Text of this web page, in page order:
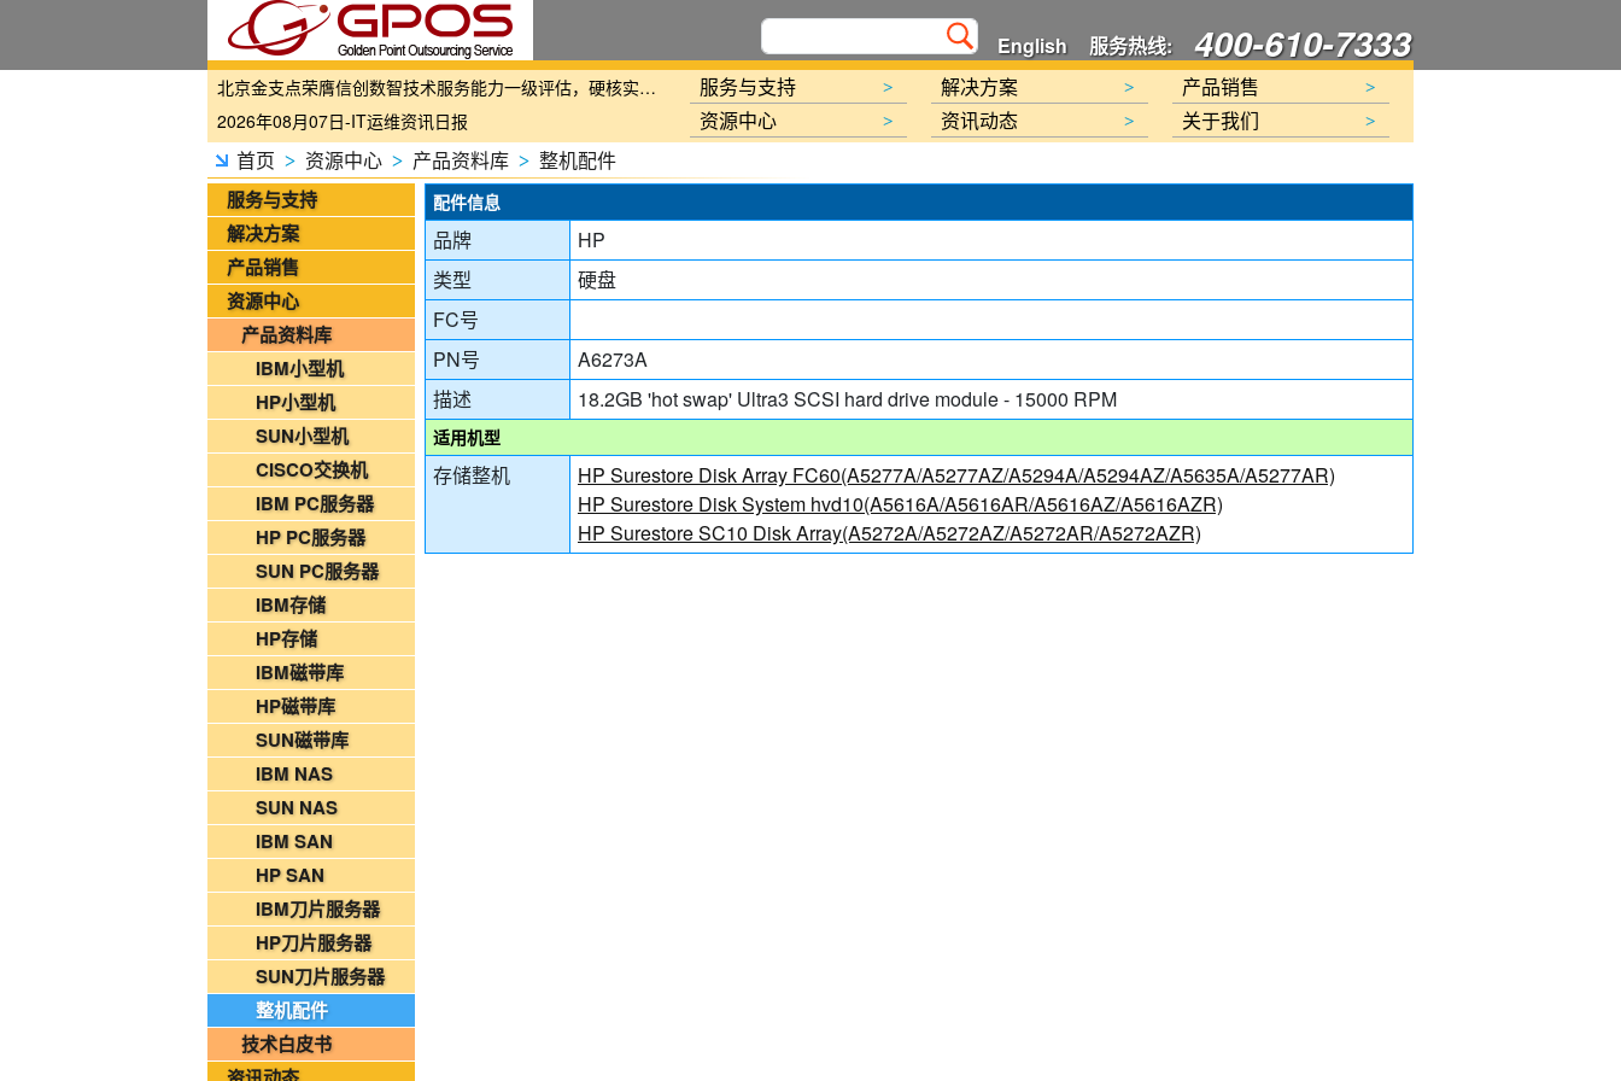
English 服务热线: 400-610-7333
国家铁路局关于印发《“十四五”铁路科技创新规划》的通知
北京金支点荣膺信创数智技术服务能力一级评估，硬核实力护航产业数字化转型
2026年08月07日-IT运维资讯日报
2026年08月07日-铁路智慧运维资讯日报
2026年08月07日-烟草IT运维资讯日报
2026年08月06日-IT运维资讯日报
2026年08月06日-铁路智慧运维资讯日报
2026年08月06日-烟草IT运维资讯日报
2026年08月05日-金支点IT运维资讯日报
2026年08月05日-金支点铁路智慧运维资讯日报
2026年08月05日-金支点烟草IT运维资讯日报
20260804-金支点IT运维资讯日报
20260804-金支点铁路智慧运维资讯日报
20260804-金支点烟草IT运维资讯日报
2026年08月03日-金支点IT运维资讯日报
2026年08月03日-金支点铁路智慧运维资讯日报
国家铁路局关于印发《“十四五”铁路科技创新规划》的通知
2026年08月07日-IT运维资讯日报
2026年08月07日-铁路智慧运维资讯日报
2026年08月07日-烟草IT运维资讯日报
2026年08月06日-IT运维资讯日报
2026年08月06日-铁路智慧运维资讯日报
2026年08月06日-烟草IT运维资讯日报
2026年08月05日-金支点IT运维资讯日报
2026年08月05日-金支点铁路智慧运维资讯日报
2026年08月05日-金支点烟草IT运维资讯日报
20260804-金支点IT运维资讯日报
20260804-金支点铁路智慧运维资讯日报
20260804-金支点烟草IT运维资讯日报
2026年08月03日-金支点IT运维资讯日报
服务与支持 > 解决方案 > 产品销售 >
资源中心 > 资讯动态 > 关于我们 >
首页 > 资源中心 > 产品资料库 > 整机配件
服务与支持
解决方案
产品销售
资源中心
产品资料库
IBM小型机
HP小型机
SUN小型机
CISCO交换机
IBM PC服务器
HP PC服务器
SUN PC服务器
IBM存储
HP存储
IBM磁带库
HP磁带库
SUN磁带库
IBM NAS
SUN NAS
IBM SAN
HP SAN
IBM刀片服务器
HP刀片服务器
SUN刀片服务器
整机配件
技术白皮书
配件信息
品牌
HP
类型
硬盘
FC号
PN号
A6273A
描述
18.2GB 'hot swap' Ultra3 SCSI hard drive module - 15000 RPM
适用机型
存储整机
HP Surestore Disk Array FC60(A5277A/A5277AZ/A5294A/A5294AZ/A5635A/A5277AR)
HP Surestore Disk System hvd10(A5616A/A5616AR/A5616AZ/A5616AZR)
HP Surestore SC10 Disk Array(A5272A/A5272AZ/A5272AR/A5272AZR)